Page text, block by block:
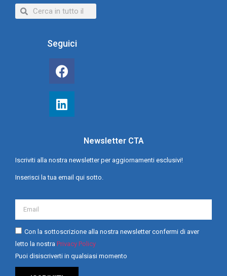
Seguici
Newsletter CTA
Iscriviti alla nostra newsletter per aggiornamenti esclusivi!
Inserisci la tua email qui sotto.
Con la sottoscrizione alla nostra newsletter confermi di aver
letto la nostra Privacy Policy
Puoi disiscriverti in qualsiasi momento